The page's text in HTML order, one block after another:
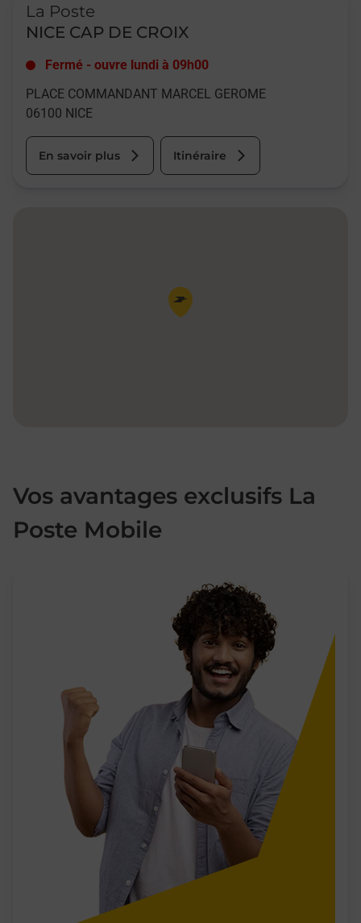
La Poste
NICE CAP DE CROIX
Fermé - ouvre lundi à 09h00
PLACE COMMANDANT MARCEL GEROME
06100 NICE
En savoir plus Itinéraire
Pin de la carte
Vos avantages exclusifs La
Poste Mobile